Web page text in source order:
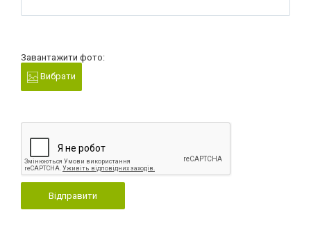
Завантажити фото:
Вибрати
Відправити